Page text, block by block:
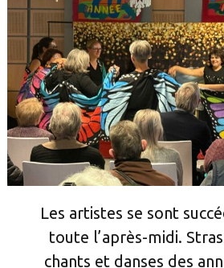
Les artistes se sont
toute l’après-midi.
chants et danses des